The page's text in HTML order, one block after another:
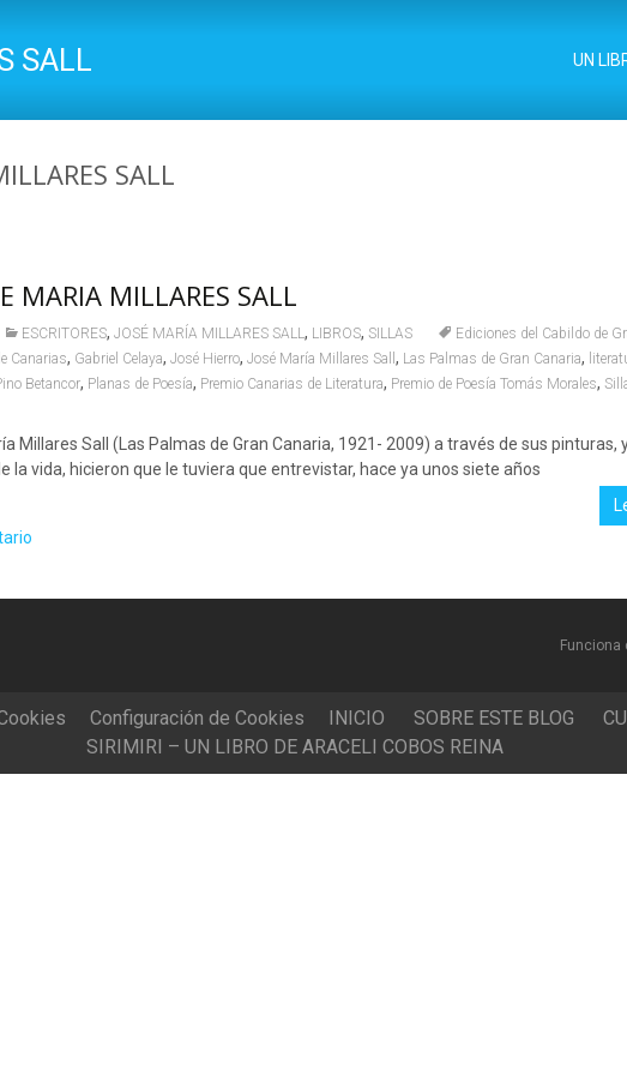
SALL UN
SALL
MARIA MILLARES SALL
ESCRITORES,JOSÉ MARÍA MILLARES SALL, LIBROS, SILLAS Ediciones del Cabildo de
Canarias, Gabriel Celaya,José Hierro,José María Millares Sall, Las Palmas de Gran Canaria,
Betancor, Planas de Poesía, Premio Canarias de Literatura, Premio de Poesía Tomás Morales,
Millares Sall (Las Palmas de Gran Canaria, 1921- 2009) a través de sus pinturas,
la vida, hicieron que le tuviera que entrevistar, hace ya unos siete años
Funciona
Configuración de Cookies INICIO SOBRE ESTE BLOG
SIRIMIRI – UN LIBRO DE ARACELI COBOS REINA